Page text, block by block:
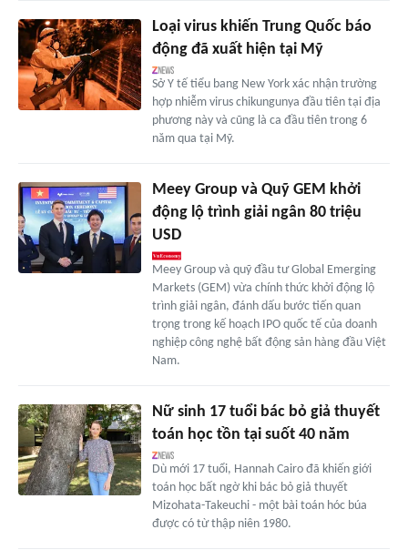
Loại virus khiến Trung Quốc báo
động đã xuất hiện tại Mỹ
Sở Y tế tiểu bang New York xác nhận trường
hợp nhiễm virus chikungunya đầu tiên tại địa
phương này và cũng là ca đầu tiên trong 6
năm qua tại Mỹ.
Meey Group và Quỹ GEM khởi
động lộ trình giải ngân 80 triệu
USD
Meey Group và quỹ đầu tư Global Emerging
Markets (GEM) vừa chính thức khởi động lộ
trình giải ngân, đánh dấu bước tiến quan
trọng trong kế hoạch IPO quốc tế của doanh
nghiệp công nghệ bất động sản hàng đầu Việt
Nam.
Nữ sinh 17 tuổi bác bỏ giả thuyết
toán học tồn tại suốt 40 năm
Dù mới 17 tuổi, Hannah Cairo đã khiến giới
toán học bất ngờ khi bác bỏ giả thuyết
Mizohata-Takeuchi - một bài toán hóc búa
được có từ thập niên 1980.